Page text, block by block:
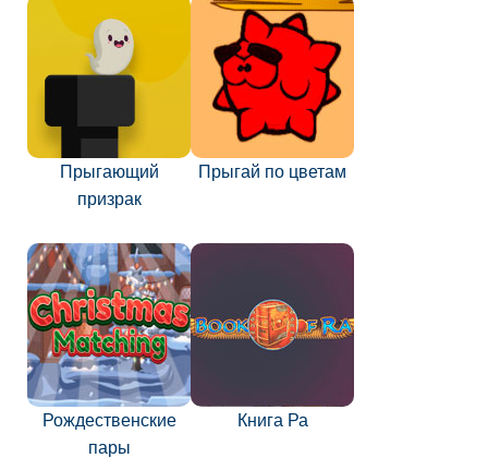
Прыгающий
призрак
Прыгай по цветам
Рождественские
пары
Книга Ра